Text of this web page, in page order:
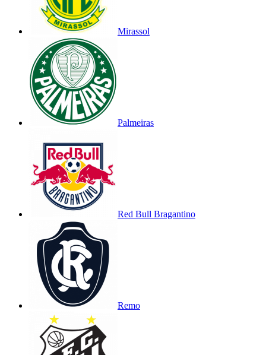
Mirassol
Palmeiras
Red Bull Bragantino
Remo